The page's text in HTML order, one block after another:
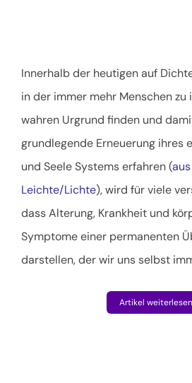
Innerhalb der heutigen auf
in der immer mehr Menschen zu
wahren Urgrund finden und
grundlegende Erneuerung ihres
und Seele Systems erfahren (
Leichte/Lichte), wird für viele
dass Alterung, Krankheit und
Symptome einer permanenten
darstellen, der wir uns selbst
Artikel